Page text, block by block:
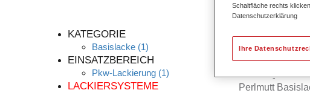
KATEGORIE
Basislacke (1)
EINSATZBEREICH
Pkw-Lackierung (1)
LACKIERSYSTEME
Perlmutt
Schaltfläche rechts
Datenschutzerklärung
Ihre